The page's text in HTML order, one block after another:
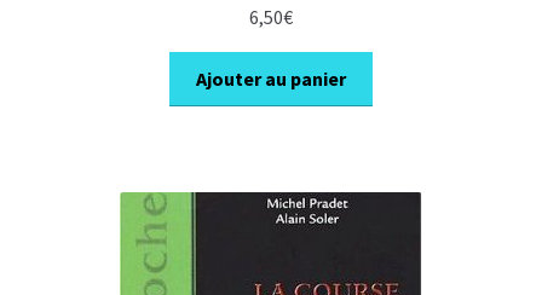
6,50€
Ajouter au panier